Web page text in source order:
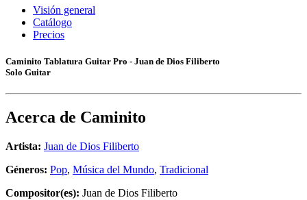
Visión general
Catálogo
Precios
Caminito Tablatura Guitar Pro - Juan de Dios Filiberto
Solo Guitar
Acerca de Caminito
Artista: Juan de Dios Filiberto
Géneros: Pop, Música del Mundo, Tradicional
Compositor(es): Juan de Dios Filiberto